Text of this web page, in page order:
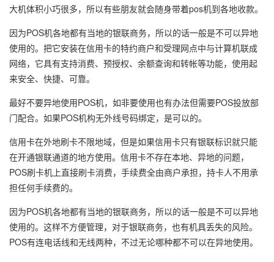
大机体积小巧很多，所以有些朋友就会随身带着pos机到各地收款。
因为POS机各地都有当地的银联商务，所以的话一般是不可以异地
使用的。把它安装在信用卡的特约商户和受理网点中与计算机联成
网络，它具有支持消费、预授权、余额查询和转帐等功能，使用起
来安全、快捷、可靠。
最好不要异地使用POS机，如非要使用也有办法但需要POS投放部
门配合。如果POS机构无外线号码绑定，是可以的。
信用卡在外地刷卡不限地域，但是如果信用卡只有银联标识就只能
在开通银联通道的地方使用。信用卡不存在本地、异地的问题，
POS刷卡机上直接刷卡消费，手续费全由商户承担，持卡人不用承
担任何手续费的。
因为POS机各地都有当地的银联商务，所以的话一般是不可以异地
使用的。这样不方便管理，对于银联商务，也有机具丢失的风险。
POS有连电话线和无线两种，不过无论哪种都不可以在异地使用。